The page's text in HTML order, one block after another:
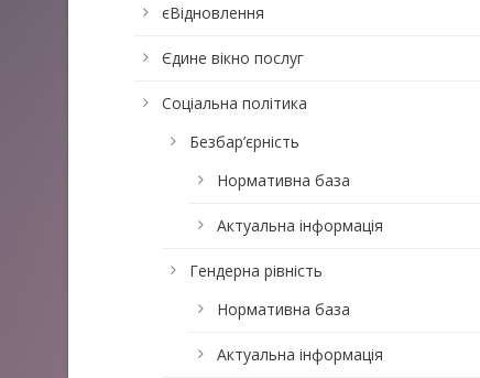
єВідновлення
Єдине вікно послуг
Соціальна політика
Безбар’єрність
Нормативна база
Актуальна інформація
Гендерна рівність
Нормативна база
Актуальна інформація